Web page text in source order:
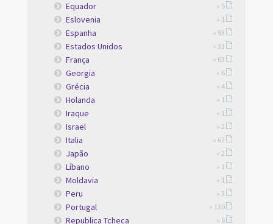
Equador » 5
Eslovenia » 1
Espanha » 93
Estados Unidos » 33
França » 63
Georgia » 6
Grécia » 4
Holanda » 1
Iraque » 1
Israel » 2
Italia » 67
Japão » 2
Líbano » 1
Moldavia » 1
Peru » 3
Portugal » 130
Republica Tcheca » 6